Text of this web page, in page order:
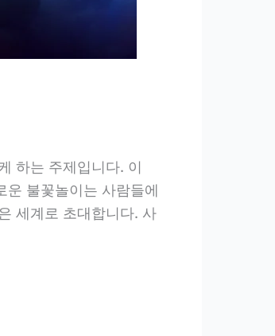
하는 주제입니다. 이
운 불꽃놀이는 사람들에
세계로 초대합니다. 사